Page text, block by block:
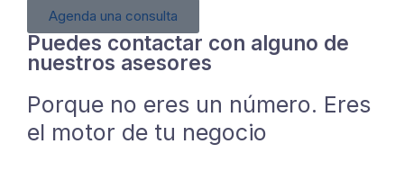
Agenda una consulta
Puedes contactar con alguno de
nuestros asesores
Porque no eres un número. Eres
el motor de tu negocio